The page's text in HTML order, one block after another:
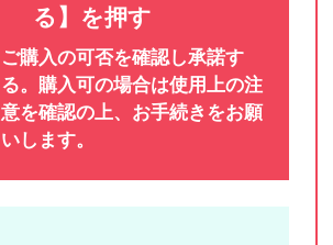
る】を押す
ご購入の可否を確認し承諾す
る。購入可の場合は使用上の注
意を確認の上、お手続きをお願
いします。